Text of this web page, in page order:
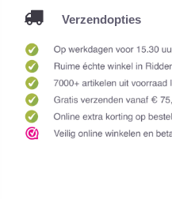
Verzendopties